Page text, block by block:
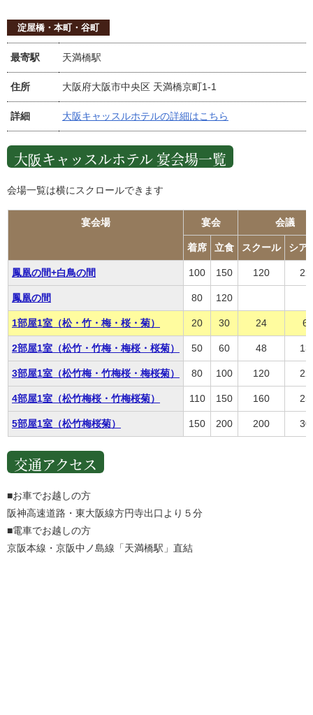
淀屋橋・本町・谷町
最寄駅 天満橋駅
住所 大阪府大阪市中央区 天満橋京町1-1
詳細 大阪キャッスルホテルの詳細はこちら
大阪キャッスルホテル 宴会場一覧
会場一覧は横にスクロールできます
宴会場 宴会 会議
着席 立食 スクール シア
鳳凰の間+白鳥の間 100 150 120
鳳凰の間 80 120
1部屋1室（松・竹・梅・桜・菊） 20 30 24 60
2部屋1室（松竹・竹梅・梅桜・桜菊） 50 60 48
3部屋1室（松竹梅・竹梅桜・梅桜菊） 80 100 120
4部屋1室（松竹梅桜・竹梅桜菊） 110 150 160
5部屋1室（松竹梅桜菊） 150 200 200
交通アクセス
■お車でお越しの方
阪神高速道路・東大阪線方円寺出口より５分
■電車でお越しの方
京阪本線・京阪中ノ島線「天満橋駅」直結